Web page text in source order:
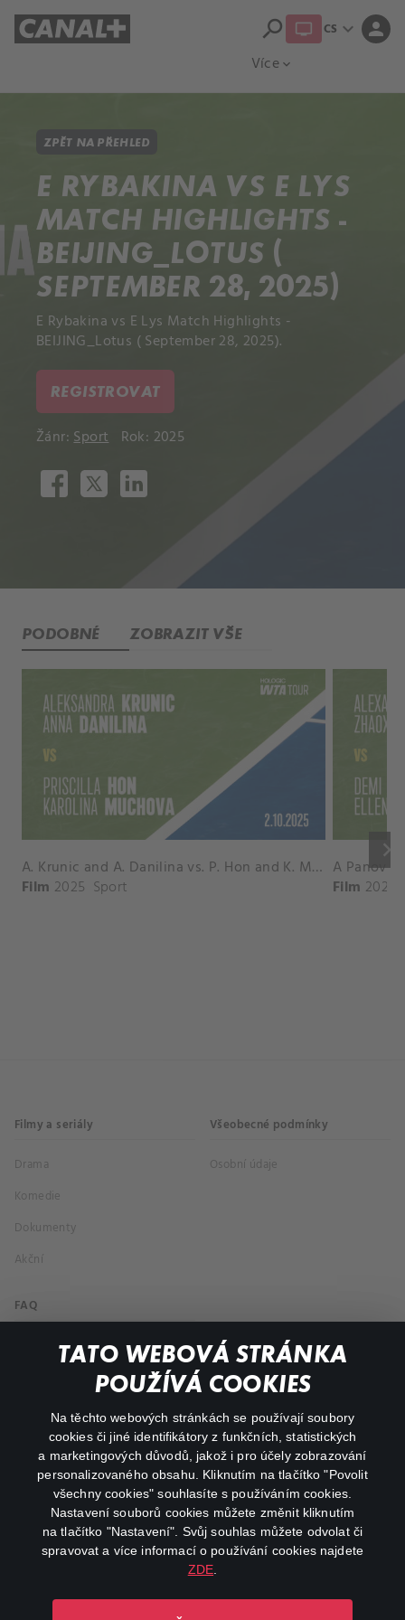
TATO WEBOVÁ STRÁNKA
POUŽÍVÁ COOKIES
Na těchto webových stránkách se používají soubory
cookies či jiné identifikátory z funkčních, statistických
a marketingových důvodů, jakož i pro účely zobrazování
personalizovaného obsahu. Kliknutím na tlačítko "Povolit
všechny cookies" souhlasíte s používáním cookies.
Nastavení souborů cookies můžete změnit kliknutím
na tlačítko "Nastavení". Svůj souhlas můžete odvolat či
spravovat a více informací o používání cookies najdete
ZDE
Více expand_more
search CS expand_more person
ZPĚT NA PŘEHLED
E RYBAKINA VS E LYS
MATCH HIGHLIGHTS -
BEIJING_LOTUS (
SEPTEMBER 28, 2025)
E Rybakina vs E Lys Match Highlights -
BEIJING_Lotus ( September 28, 2025).
REGISTROVAT
Žánr:Sport Rok: 2025
PODOBNÉ ZOBRAZIT VŠE
keyboard_arrow_right
A. Krunic and A. Danilina vs. P. Hon and K. Muchova Match Highlights - BEIJING_Capital Group Diamond ( October 02, 2025)
Film 2025 Sport Film 2026
Filmy a seriály
Drama
Komedie
Dokumenty
Akční
Všeobecné podmínky
Osobní údaje
FAQ
Můj účet
Důležité odkazy
facebookinstagram
youtube